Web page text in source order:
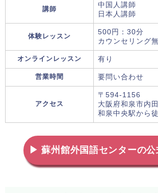
講師
中国人講師
日本人講師
体験レッスン
500円：30分
カウンセリング
オンラインレッスン 有り
営業時間 要問い合わせ
アクセス
〒594-1156
大阪府和泉市内
和泉中央駅から
▶ 蘇州館外国語センターの公